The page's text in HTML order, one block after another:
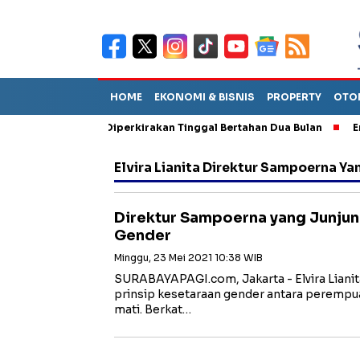
HOME EKONOMI & BISNIS PROPERTY
Sebut TPA Diperkirakan Tinggal Bertahan Dua Bulan
Elvira Lianita Direktur Sampoerna
Direktur Sampoerna yang
Gender
Minggu, 23 Mei 2021 10:38 WIB
SURABAYAPAGI.com, Jakarta - Elvira
prinsip kesetaraan gender antara
mati. Berkat…